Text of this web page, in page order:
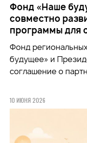
Фонд «Наше
совместно
программы для
Фонд
будущее» и
соглашение о
10 ИЮНЯ 2026